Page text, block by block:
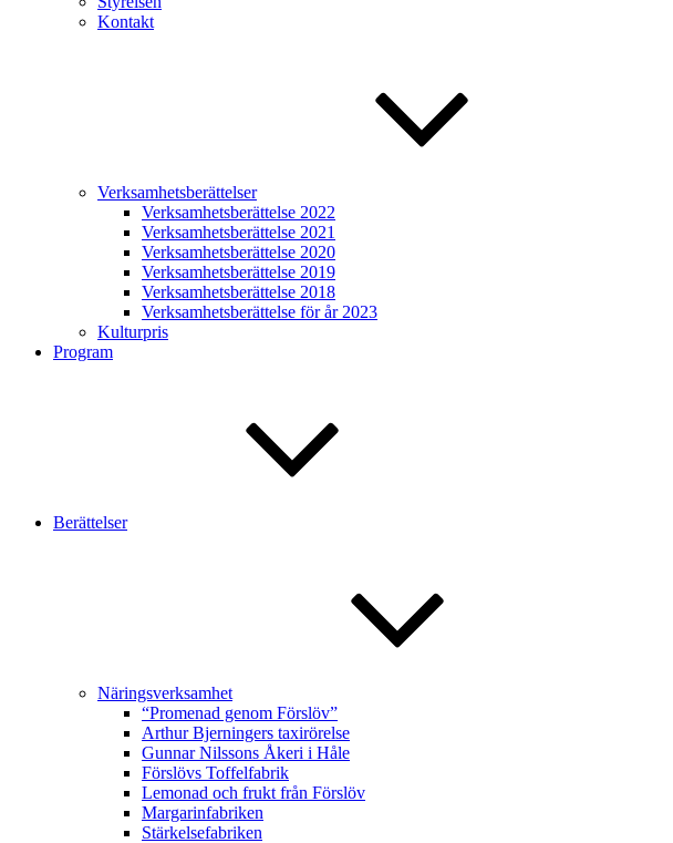
Kontakt
Verksamhetsberättelser
Verksamhetsberättelse 2022
Verksamhetsberättelse 2021
Verksamhetsberättelse 2020
Verksamhetsberättelse 2019
Verksamhetsberättelse 2018
Verksamhetsberättelse för år 2023
Kulturpris
Program
Berättelser
Näringsverksamhet
“Promenad genom Förslöv”
Arthur Bjerningers taxirörelse
Gunnar Nilssons Åkeri i Håle
Förslövs Toffelfabrik
Lemonad och frukt från Förslöv
Margarinfabriken
Stärkelsefabriken